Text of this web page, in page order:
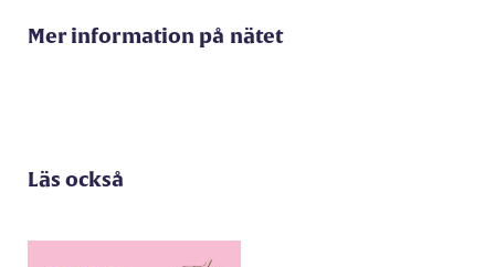
Mer information på nätet
Läs också